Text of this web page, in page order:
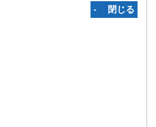
‐ 閉じる